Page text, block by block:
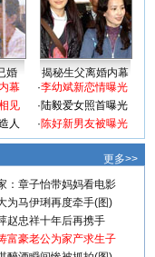
婚
揭秘生父离婚内幕
幕
见
人
·李幼斌新恋情曝光
·陆毅爱女照首曝光
·陈好新男友被曝光
更多>>
：章子怡带妈妈看电影
为马伊琍再度牵手(图)
赵忠祥十年后再携手
富豪老公为家产求生子